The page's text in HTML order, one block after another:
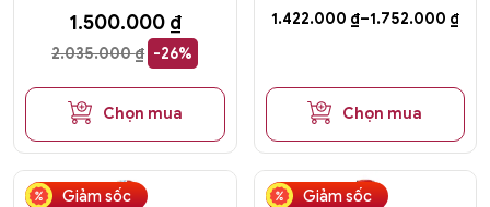
2.035.000₫ -26%
1.500.000 ₫
Chọn mua
1.422.000 ₫–1.752.000 ₫
Khoảng
1.422.000 ₫
đến
Chọn mua
sản
Giảm sốc Giảm sốc